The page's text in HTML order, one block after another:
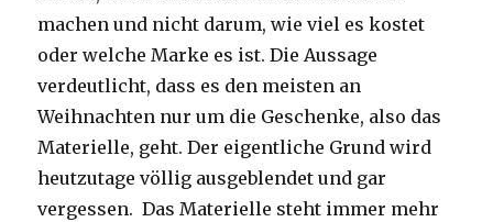
machen und nicht darum, wie viel es kostet
oder welche Marke es ist. Die Aussage
verdeutlicht, dass es den meisten an
Weihnachten nur um die Geschenke, also das
Materielle, geht. Der eigentliche Grund wird
heutzutage völlig ausgeblendet und gar
vergessen. Das Materielle steht immer mehr